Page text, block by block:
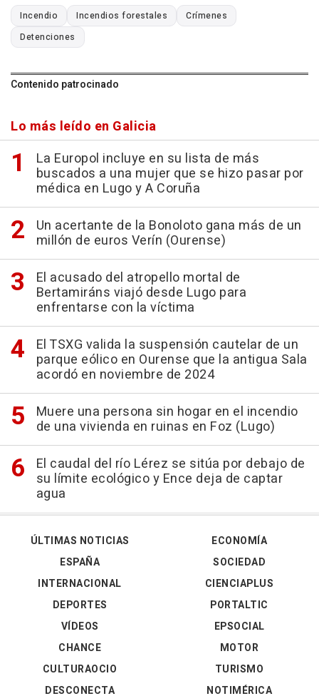
Incendio Incendios forestales
Crímenes
Detenciones
Contenido patrocinado
Lo más leído en Galicia
La Europol incluye en su lista de más
buscados a una mujer que se hizo pasar por
médica en Lugo y A Coruña
Un acertante de la Bonoloto gana más de un
millón de euros Verín (Ourense)
El acusado del atropello mortal de
Bertamiráns viajó desde Lugo para
enfrentarse con la víctima
El TSXG valida la suspensión cautelar de un
parque eólico en Ourense que la antigua Sala
acordó en noviembre de 2024
Muere una persona sin hogar en el incendio
de una vivienda en ruinas en Foz (Lugo)
El caudal del río Lérez se sitúa por debajo de
su límite ecológico y Ence deja de captar
agua
ÚLTIMAS NOTICIAS
ESPAÑA
INTERNACIONAL
DEPORTES
VÍDEOS
ECONOMÍA
SOCIEDAD
CIENCIAPLUS
PORTALTIC
EPSOCIAL
CHANCE
CULTURAOCIO
DESCONECTA
MOTOR
TURISMO
NOTIMÉRICA